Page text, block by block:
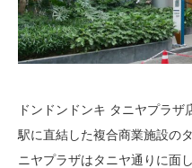
ドンドンドンキ タニヤプラ
駅に直結した複合商業施設の
ニヤプラザはタニヤ通りに面